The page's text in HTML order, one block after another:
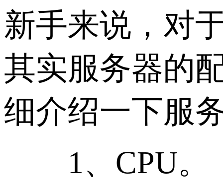
新手来说，对
其实服务器的
细介绍一下服
1、CPU。